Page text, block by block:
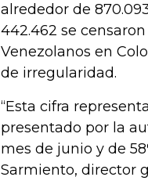
alrededor de
442.462 se
Venezolanos en
de irregularidad.
“Esta cifra
presentado por la
mes de junio y de
Sarmiento, director